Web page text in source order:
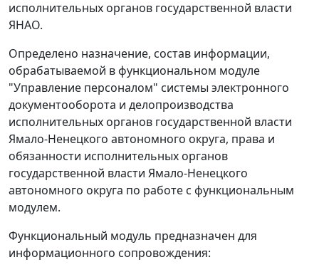
исполнительных органов государственной власти
ЯНАО.
Определено назначение, состав информации,
обрабатываемой в функциональном модуле
"Управление персоналом" системы электронного
документооборота и делопроизводства
исполнительных органов государственной власти
Ямало-Ненецкого автономного округа, права и
обязанности исполнительных органов
государственной власти Ямало-Ненецкого
автономного округа по работе с функциональным
модулем.
Функциональный модуль предназначен для
информационного сопровождения: